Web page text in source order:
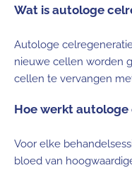
Wat is autologe
Autologe
nieuwe cellen worden
cellen te vervangen
Hoe werkt
Voor elke
bloed van